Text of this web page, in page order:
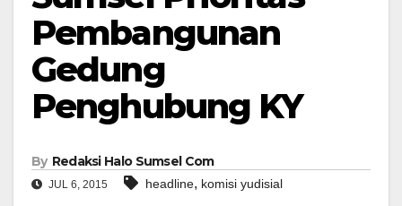
Pembangunan
Gedung
Penghubung KY
By Redaksi Halo Sumsel Com
JUL 6, 2015 headline, komisi yudisial